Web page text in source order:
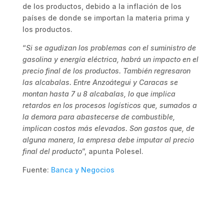
de los productos, debido a la inflación de los
países de donde se importan la materia prima y
los productos.
“Si se agudizan los problemas con el suministro de
gasolina y energía eléctrica, habrá un impacto en el
precio final de los productos. También regresaron
las alcabalas. Entre Anzoátegui y Caracas se
montan hasta 7 u 8 alcabalas, lo que implica
retardos en los procesos logísticos que, sumados a
la demora para abastecerse de combustible,
implican costos más elevados. Son gastos que, de
alguna manera, la empresa debe imputar al precio
final del producto”, apunta Polesel.
Fuente: Banca y Negocios